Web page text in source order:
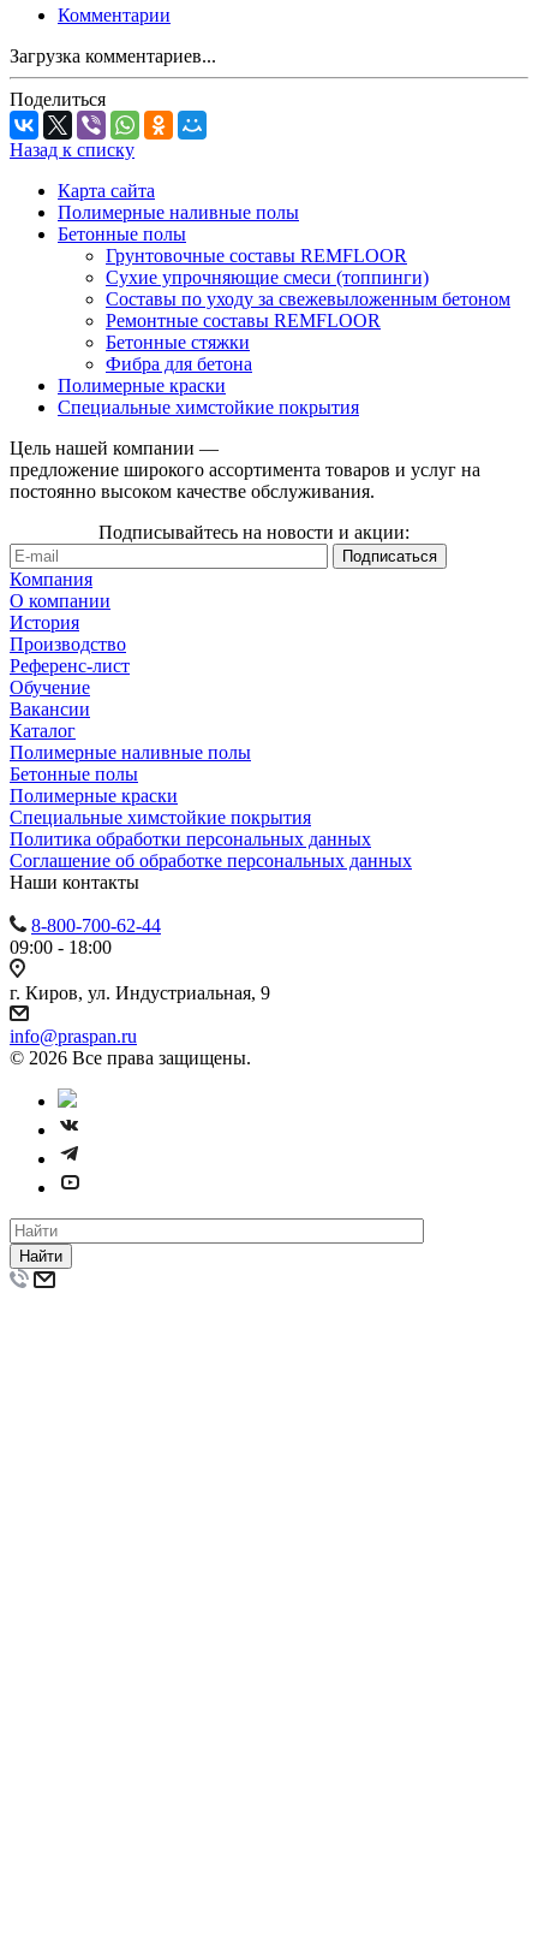
Комментарии
Загрузка комментариев...
Поделиться
Назад к списку
Карта сайта
Полимерные наливные полы
Бетонные полы
Грунтовочные составы REMFLOOR
Сухие упрочняющие смеси (топпинги)
Составы по уходу за свежевыложенным бетоном
Ремонтные составы REMFLOOR
Бетонные стяжки
Фибра для бетона
Полимерные краски
Специальные химстойкие покрытия
Цель нашей компании —
предложение широкого ассортимента товаров и услуг на
постоянно высоком качестве обслуживания.
Подписывайтесь на новости и акции:
Компания
О компании
История
Производство
Референс-лист
Обучение
Вакансии
Каталог
Полимерные наливные полы
Бетонные полы
Полимерные краски
Специальные химстойкие покрытия
Политика обработки персональных данных
Cоглашение об обработке персональных данных
Наши контакты
8-800-700-62-44
09:00 - 18:00
г. Киров, ул. Индустриальная, 9
info@praspan.ru
© 2026 Все права защищены.
Найти